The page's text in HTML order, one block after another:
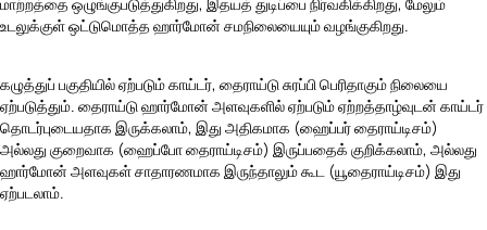
மாற்றத்தை ஒழுங்குபடுத்துகிறது, இதயத் துடிப்பை நிர்வகிக்கிறது, மேலும்
உடலுக்குள் ஒட்டுமொத்த ஹார்மோன் சமநிலையையும் வழங்குகிறது.
கழுத்துப் பகுதியில் ஏற்படும் காய்டர், தைராய்டு சுரப்பி பெரிதாகும் நிலையை
ஏற்படுத்தும். தைராய்டு ஹார்மோன் அளவுகளில் ஏற்படும் ஏற்றத்தாழ்வுடன் காய்டர்
தொடர்புடையதாக இருக்கலாம், இது அதிகமாக (ஹைப்பர் தைராய்டிசம்)
அல்லது குறைவாக (ஹைப்போ தைராய்டிசம்) இருப்பதைக் குறிக்கலாம், அல்லது
ஹார்மோன் அளவுகள் சாதாரணமாக இருந்தாலும் கூட (யூதைராய்டிசம்) இது
ஏற்படலாம்.